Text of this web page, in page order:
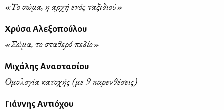
«Το σώμα, η αρχή ενός ταξιδιού»
Χρύσα Αλεξοπούλου
«Σώμα, το σταθερό πεδίο»
Μιχάλης Αναστασίου
Oμολογία κατοχής (με 9 παρενθέσεις)
Γιάννης Αντιόχου